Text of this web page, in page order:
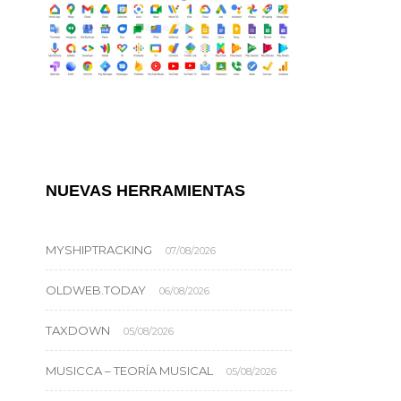
NUEVAS HERRAMIENTAS
MYSHIPTRACKING 07/08/2026
OLDWEB.TODAY 06/08/2026
TAXDOWN 05/08/2026
MUSICCA – TEORÍA MUSICAL 05/08/2026